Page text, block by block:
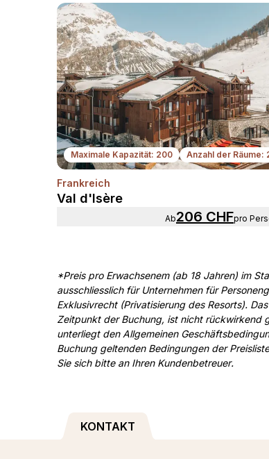
Maximale Kapazität: 200 Anzahl der Räume:
Val d'Isère
Frankreich
ab206 CHFpro
*Preis pro Erwachsenem (ab 18 Jahren) im
ausschliesslich für Unternehmen für
Exklusivrecht (Privatisierung des Resorts).
Zeitpunkt der Buchung, ist nicht rückwirkend
unterliegt den Allgemeinen
Buchung geltenden Bedingungen der
Sie sich bitte an Ihren Kundenbetreuer.
KONTAKT